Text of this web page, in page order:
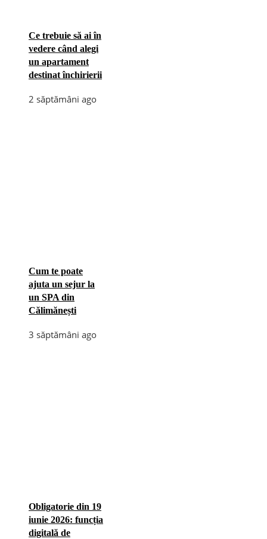
Ce trebuie să ai în
vedere când alegi
un apartament
destinat închirierii
2 săptămâni ago
Cum te poate
ajuta un sejur la
un SPA din
Călimănești
3 săptămâni ago
Obligatorie din 19
iunie 2026: funcția
digitală de